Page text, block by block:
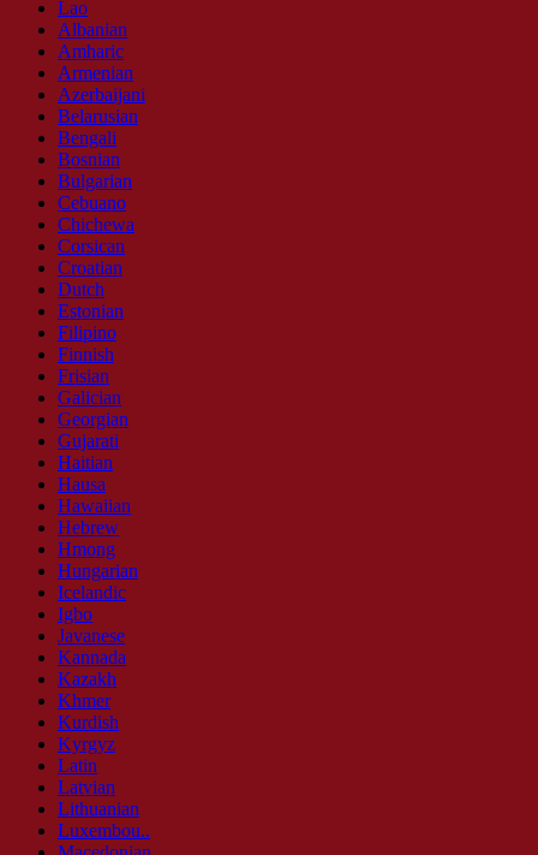
Lao
Albanian
Amharic
Armenian
Azerbaijani
Belarusian
Bengali
Bosnian
Bulgarian
Cebuano
Chichewa
Corsican
Croatian
Dutch
Estonian
Filipino
Finnish
Frisian
Galician
Georgian
Gujarati
Haitian
Hausa
Hawaiian
Hebrew
Hmong
Hungarian
Icelandic
Igbo
Javanese
Kannada
Kazakh
Khmer
Kurdish
Kyrgyz
Latin
Latvian
Lithuanian
Luxembou..